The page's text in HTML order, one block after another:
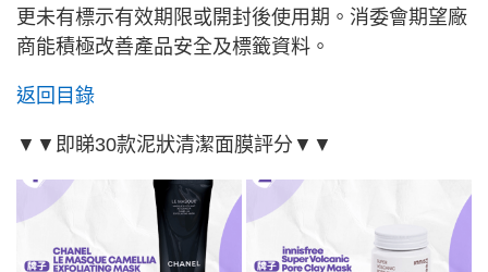
更未有標示有效期限或開封後使用期。消委會期望廠
商能積極改善產品安全及標籤資料。
返回目錄
▼▼即睇30款泥狀清潔面膜評分▼▼